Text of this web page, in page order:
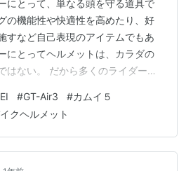
にとって、単なる頭を守る道具で
の機能性や快適性を高めたり、好
すなど自己表現のアイテムでもあ
にとってヘルメットは、カラダの
はない。 だから多くのライダーは
ライ”。 約８割のライダーがこの２
ている（だろう）。そして「ショ
派」に分類される。 残りの２割は
国メーカーのヘルメットを被って
#GT-Air3 #カムイ５
クヘルメット